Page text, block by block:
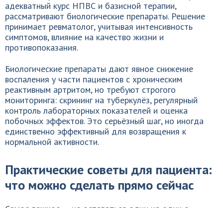
адекватный курс НПВС и базисной терапии,
рассматривают биологические препараты. Решение
принимает ревматолог, учитывая интенсивность
симптомов, влияние на качество жизни и
противопоказания.
Биологические препараты дают явное снижение
воспаления у части пациентов с хроническим
реактивным артритом, но требуют строгого
мониторинга: скрининг на туберкулёз, регулярный
контроль лабораторных показателей и оценка
побочных эффектов. Это серьёзный шаг, но иногда
единственно эффективный для возвращения к
нормальной активности.
Практические советы для пациента:
что можно сделать прямо сейчас